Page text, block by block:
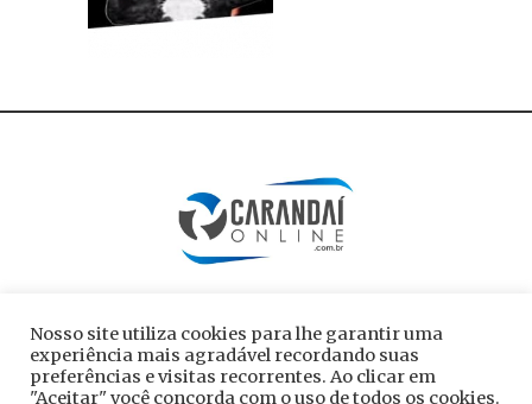
Nosso site utiliza cookies para lhe garantir uma
experiência mais agradável recordando suas
preferências e visitas recorrentes. Ao clicar em
"Aceitar" você concorda com o uso de todos os cookies.